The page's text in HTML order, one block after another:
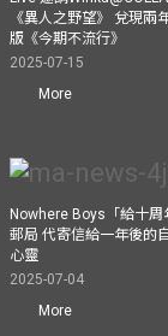
《異人之野望》 兌現兩
版《今期不流行》
2025-07-15
More
Nowhere Boys「給十
郵局 代寄信給一年後的
心靈
2025-07-04
More